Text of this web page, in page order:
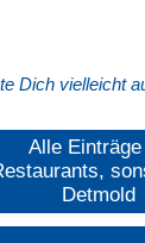
Dich vielleicht
Alle
Detmold